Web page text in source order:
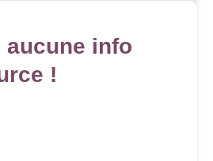
aucune info
!